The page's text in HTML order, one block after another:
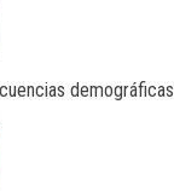
demográficas